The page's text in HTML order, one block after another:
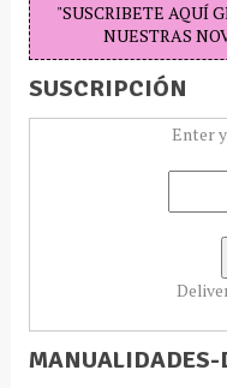
"SUSCRIBETE AQUÍ
NUESTRAS
SUSCRIPCIÓN
Enter
MANUALIDADES-